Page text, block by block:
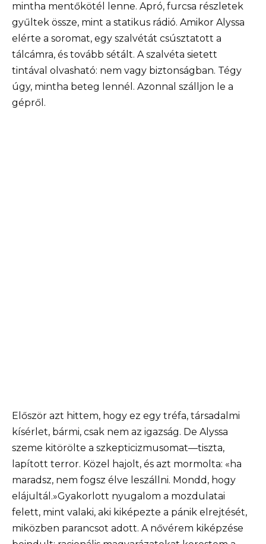
mintha mentőkötél lenne. Apró, furcsa részletek
gyűltek össze, mint a statikus rádió. Amikor Alyssa
elérte a soromat, egy szalvétát csúsztatott a
tálcámra, és tovább sétált. A szalvéta sietett
tintával olvasható: nem vagy biztonságban. Tégy
úgy, mintha beteg lennél. Azonnal szálljon le a
gépről.
Először azt hittem, hogy ez egy tréfa, társadalmi
kísérlet, bármi, csak nem az igazság. De Alyssa
szeme kitörölte a szkepticizmusomat—tiszta,
lapított terror. Közel hajolt, és azt mormolta: «ha
maradsz, nem fogsz élve leszállni. Mondd, hogy
elájultál.»Gyakorlott nyugalom a mozdulatai
felett, mint valaki, aki kiképezte a pánik elrejtését,
miközben parancsot adott. A nővérem kiképzése